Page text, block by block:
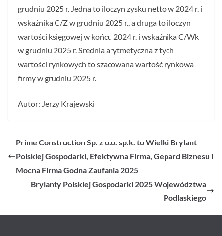
grudniu 2025 r. Jedna to iloczyn zysku netto w 2024 r. i
wskaźnika C/Z w grudniu 2025 r., a druga to iloczyn
wartości księgowej w końcu 2024 r. i wskaźnika C/Wk
w grudniu 2025 r. Średnia arytmetyczna z tych
wartości rynkowych to szacowana wartość rynkowa
firmy w grudniu 2025 r.
Autor: Jerzy Krajewski
Prime Construction Sp. z o.o. sp.k. to Wielki Brylant
Polskiej Gospodarki, Efektywna Firma, Gepard Biznesu i
Mocna Firma Godna Zaufania 2025
Brylanty Polskiej Gospodarki 2025 Województwa
Podlaskiego